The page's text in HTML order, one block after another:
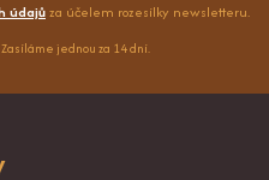
údajůza účelem rozesílky newsletteru.
jednou za 14 dní.